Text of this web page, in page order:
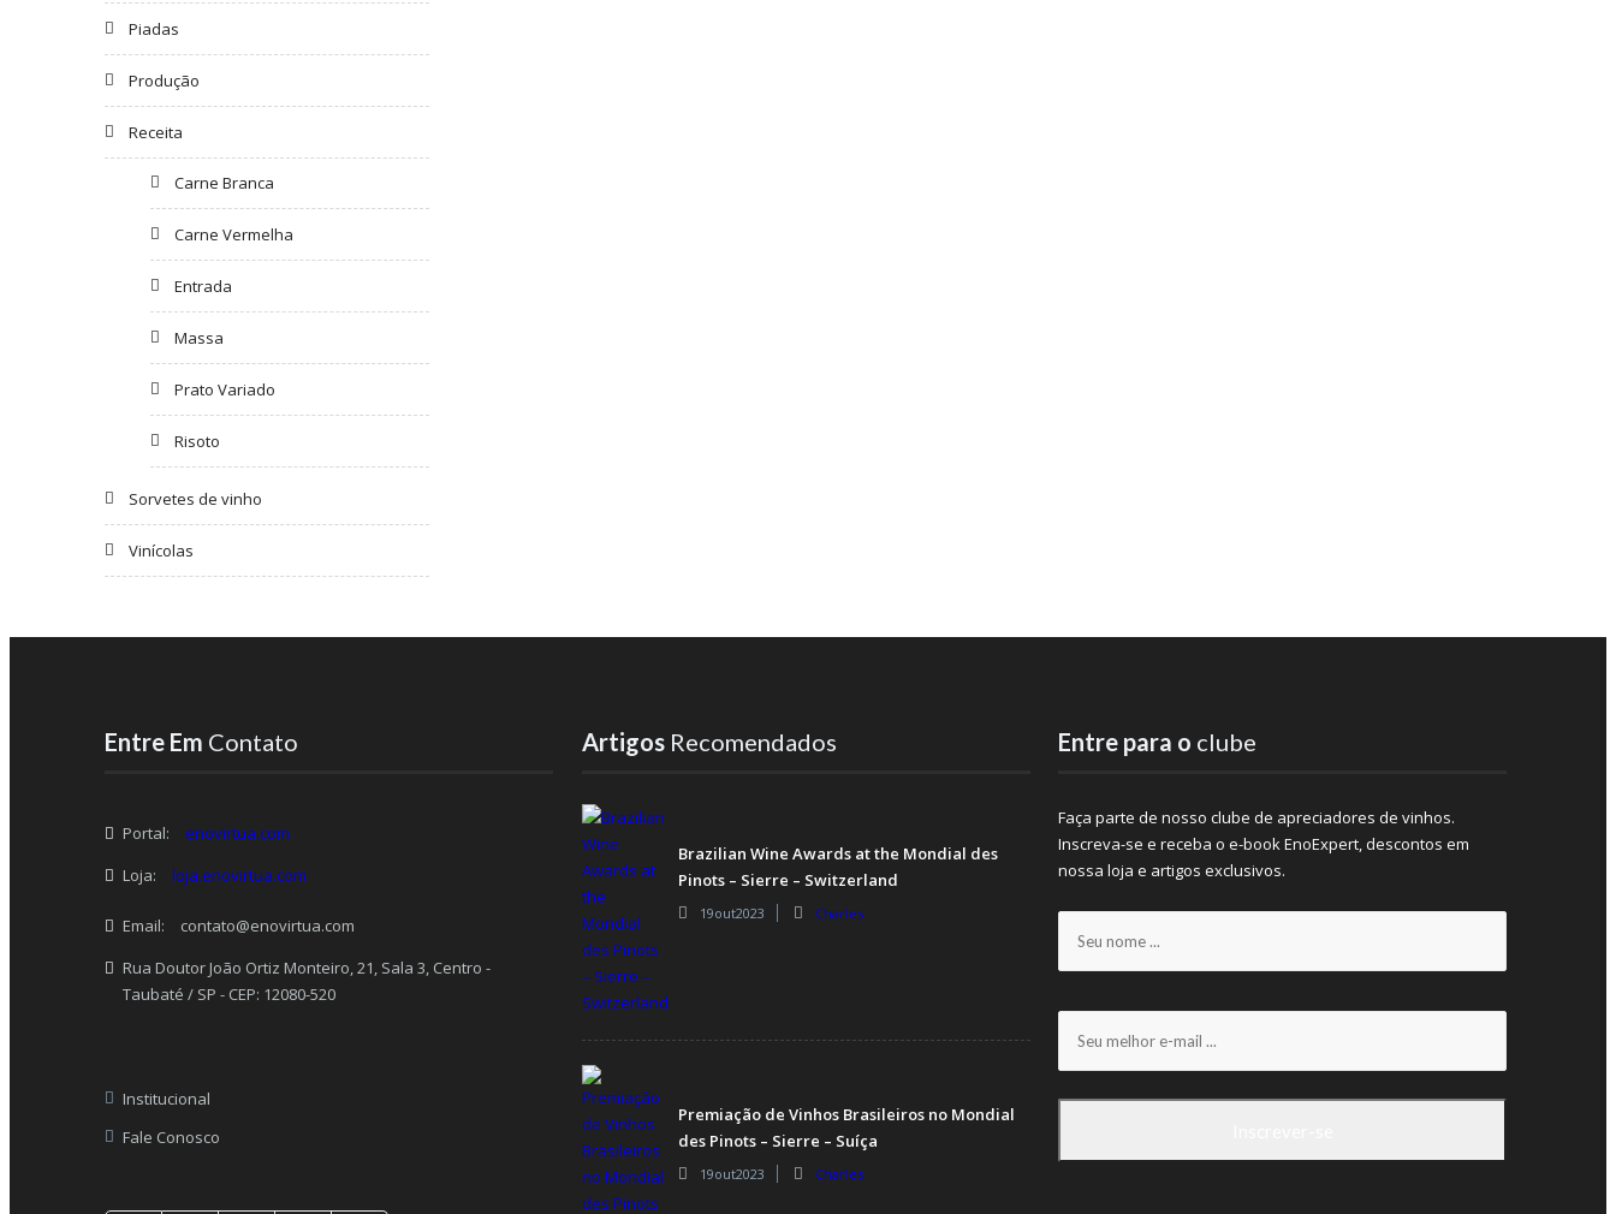
Piadas
Produção
Receita
Carne Branca
Carne Vermelha
Entrada
Massa
Prato Variado
Risoto
Sorvetes de vinho
Vinícolas
Entre Em Contato
Portal:
enovirtua.com
Loja:
loja.enovirtua.com
Email:
contato@enovirtua.com
Rua Doutor João Ortiz Monteiro, 21, Sala 3, Centro -
Taubaté / SP - CEP: 12080-520
Institucional
Fale Conosco
Artigos Recomendados
Brazilian Wine Awards at the Mondial des
Pinots – Sierre – Switzerland
19out2023 Charles
Premiação de Vinhos Brasileiros no Mondial
des Pinots – Sierre – Suíça
19out2023 Charles
Entre para o clube
Faça parte de nosso clube de apreciadores de vinhos.
Inscreva-se e receba o e-book EnoExpert, descontos em
nossa loja e artigos exclusivos.